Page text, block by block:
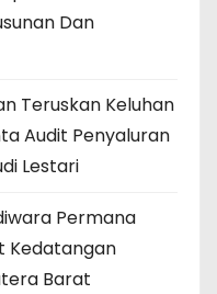
Dan
Teruskan Keluhan
Audit Penyaluran
Lestari
Permana
Kedatangan
Barat